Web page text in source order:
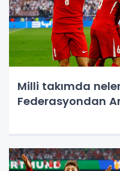
Milli takımda
Federasyondan